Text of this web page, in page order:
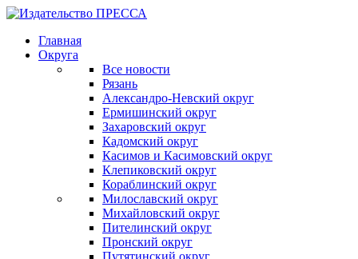
Главная
Округа
Все новости
Рязань
Александро-Невский округ
Ермишинский округ
Захаровский округ
Кадомский округ
Касимов и Касимовский округ
Клепиковский округ
Кораблинский округ
Милославский округ
Михайловский округ
Пителинский округ
Пронский округ
Путятинский округ